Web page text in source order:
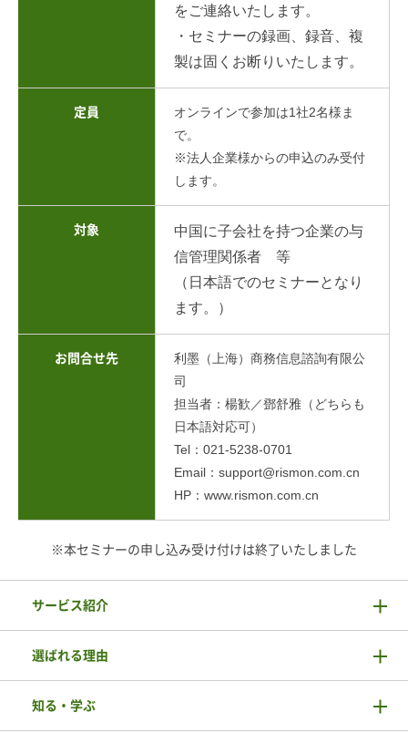
をご連絡いたします。
・セミナーの録画、録音、複
製は固くお断りいたします。
定員
オンラインで参加は1社2名様ま
で。
※法人企業様からの申込のみ受付
します。
対象
中国に子会社を持つ企業の与
信管理関係者 等
（日本語でのセミナーとなり
ます。）
お問合せ先
利墨（上海）商務信息諮詢有限公
司
担当者：楊歓／鄧舒雅（どちらも
日本語対応可）
Tel：021-5238-0701
Email：support@rismon.com.cn
HP：www.rismon.com.cn
※本セミナーの申し込み受け付けは終了いたしました
サービス紹介
選ばれる理由
知る・学ぶ